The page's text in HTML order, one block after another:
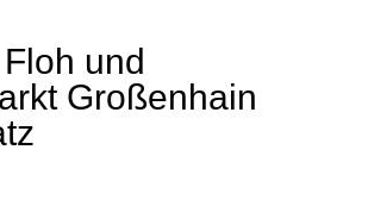
und
Großenhain